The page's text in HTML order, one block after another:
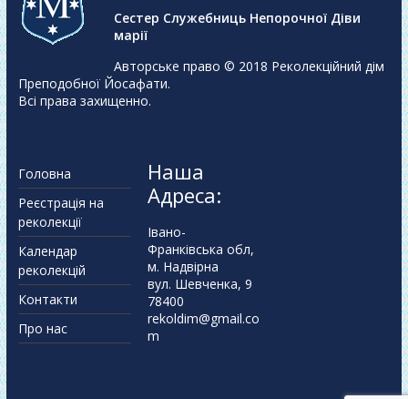
Сестер Служебниць Непорочної Діви
марії
Авторське право © 2018 Реколекційний дім
Преподобної Йосафати.
Всі права захищенно.
Головна
Реєстрація на
реколекції
Календар
реколекцій
Контакти
Про нас
Наша
Адреса:
Івано-
Франківська обл,
м. Надвірна
вул. Шевченка, 9
78400
rekoldim@gmail.co
m